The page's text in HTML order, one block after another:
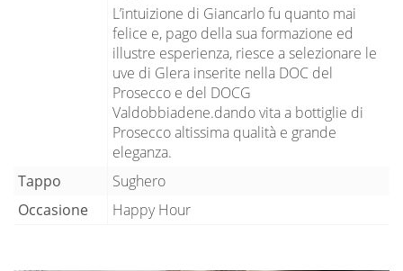
L’intuizione di Giancarlo fu quanto mai
felice e, pago della sua formazione ed
illustre esperienza, riesce a selezionare le
uve di Glera inserite nella DOC del
Prosecco e del DOCG
Valdobbiadene.dando vita a bottiglie di
Prosecco altissima qualità e grande
eleganza.
Tappo
Sughero
Occasione
Happy Hour